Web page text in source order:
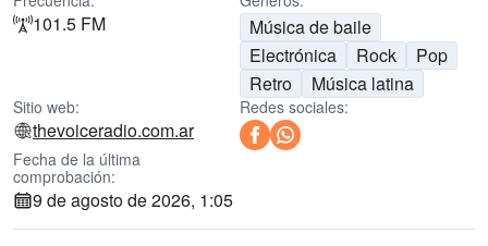
101.5 FM
Música de baile
Electrónica
Rock
Pop
Retro
Música latina
Sitio web:
thevoiceradio.com.ar
Redes sociales:
Fecha de la última
comprobación:
9 de agosto de 2026, 1:05